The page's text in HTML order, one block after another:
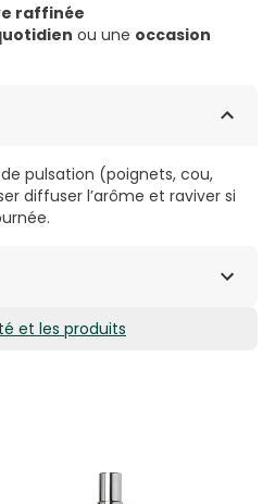
raffinée
ou une occasion
pulsation (poignets, cou,
diffuser l’arôme et raviver si
lavande, cèdre),
et les produits